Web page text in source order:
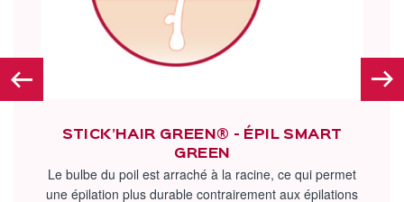
STICK’HAIR GREEN® - ÉPIL SMART
GREEN
Le bulbe du poil est arraché à la racine, ce qui permet
une épilation plus durable contrairement aux épilations